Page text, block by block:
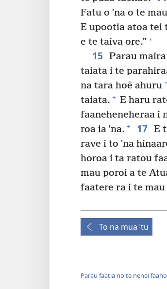
Fatu o ˈna o te
E upootia atoa tei
e te taiva ore.” +
15
Parau
taiata i te
na tara hoê ahuru +
taiata. + E haru
faaneheneheraa i
roa ia ˈna. + 17 E
rave i to ˈna
horoa i ta ratou
mau poroi a te
faatere ra i te
To na mua ˈtu
Parau faatia no te nenei